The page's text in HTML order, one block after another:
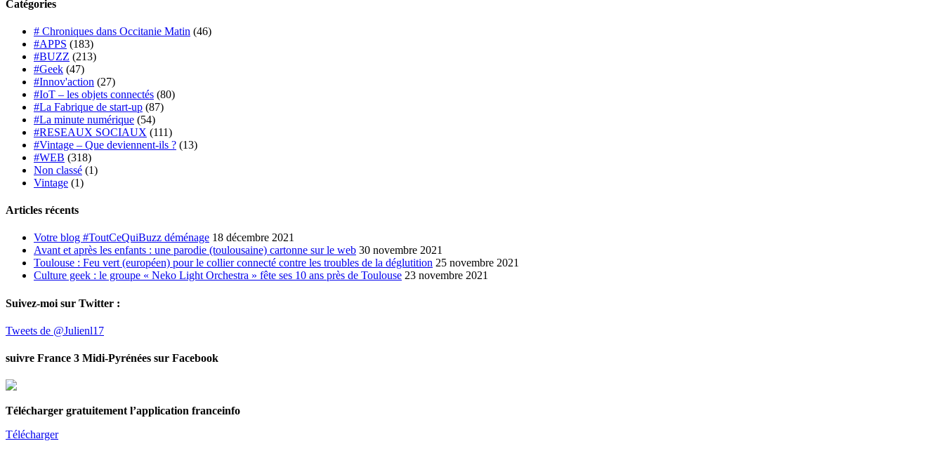
Catégories
# Chroniques dans Occitanie Matin (46)
#APPS (183)
#BUZZ (213)
#Geek (47)
#Innov'action (27)
#IoT – les objets connectés (80)
#La Fabrique de start-up (87)
#La minute numérique (54)
#RESEAUX SOCIAUX (111)
#Vintage – Que deviennent-ils ? (13)
#WEB (318)
Non classé (1)
Vintage (1)
Articles récents
Votre blog #ToutCeQuiBuzz déménage 18 décembre 2021
Avant et après les enfants : une parodie (toulousaine) cartonne sur le web 30 novembre 2021
Toulouse : Feu vert (européen) pour le collier connecté contre les troubles de la déglutition 25 novembre 2021
Culture geek : le groupe « Neko Light Orchestra » fête ses 10 ans près de Toulouse 23 novembre 2021
Suivez-moi sur Twitter :
Tweets de @Julienl17
suivre France 3 Midi-Pyrénées sur Facebook
Télécharger gratuitement l’application franceinfo
Télécharger